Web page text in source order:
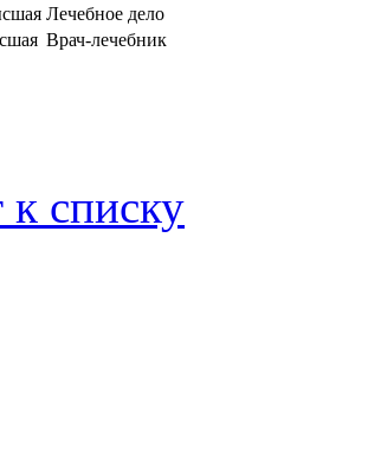
Лечебное дело
Врач-лечебник
к списку